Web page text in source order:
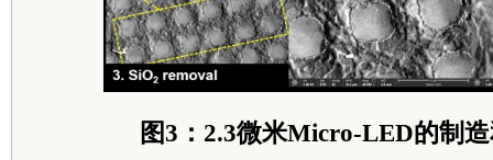
图3：2.3微米Micro-LED的制